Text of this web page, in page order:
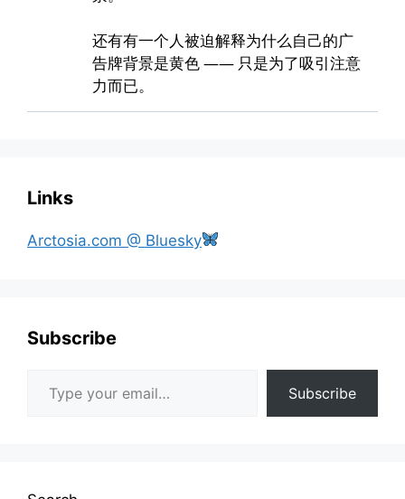
Links
Arctosia.com @ Bluesky
Subscribe
Subscribe